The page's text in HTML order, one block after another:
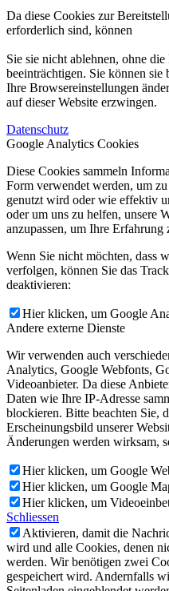
Da diese Cookies zur
erforderlich sind, können
Sie sie nicht ablehnen, ohne
beeinträchtigen. Sie können
Ihre Browsereinstellungen
auf dieser Website erzwingen.
Datenschutz
Google Analytics Cookies
Diese Cookies sammeln
Form verwendet werden, um
genutzt wird oder wie effektiv
oder um uns zu helfen, unsere
anzupassen, um Ihre Erfahrung
Wenn Sie nicht möchten, dass
verfolgen, können Sie das
deaktivieren:
Hier klicken, um Google
Andere externe Dienste
Wir verwenden auch
Analytics, Google Webfonts,
Videoanbieter. Da diese
Daten wie Ihre IP-Adresse
blockieren. Bitte beachten Sie,
Erscheinungsbild unserer
Änderungen werden wirksam,
Hier klicken, um Google
Hier klicken, um Google
Hier klicken, um
Schliessen
Aktivieren, damit die
wird und alle Cookies, denen
werden. Wir benötigen zwei
gespeichert wird. Andernfalls